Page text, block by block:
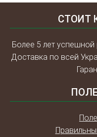
СТОИТ
Более 5 лет
Доставка по всей